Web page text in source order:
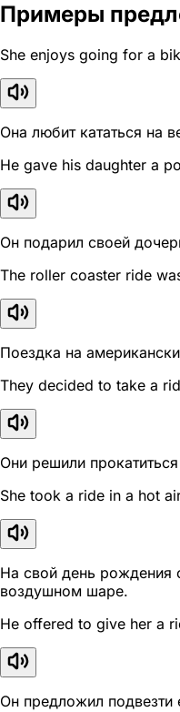
Примеры
She enjoys going for a
Она любит кататься на
He gave his daughter a
Он подарил своей
The roller coaster ride
Поездка на
They decided to take a
Они решили
She took a ride in a hot
На свой день рождения
воздушном шаре.
He offered to give her a
Он предложил подвезти